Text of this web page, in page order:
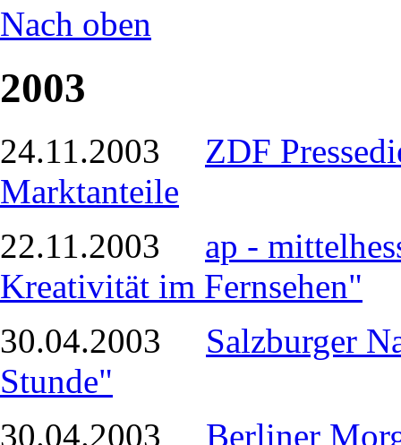
Nach oben
2003
24.11.2003 ZDF
Marktanteile
22.11.2003 ap -
Kreativität im Fernsehen"
30.04.2003 Salzburger
Stunde"
30.04.2003 Berliner